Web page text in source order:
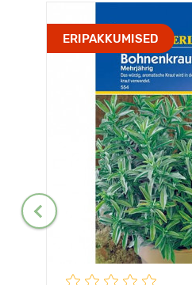
ERIPAKKUMISED